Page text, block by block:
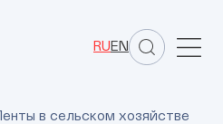
RU EN
в сельском хозяйстве